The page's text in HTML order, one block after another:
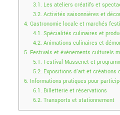
3.1. Les ateliers créatifs et
3.2. Activités saisonnières et
4. Gastronomie locale et marchés
4.1. Spécialités culinaires et
4.2. Animations culinaires et
5. Festivals et événements culturels
5.1. Festival Massenet et
5.2. Expositions d’art et créations
6. Informations pratiques pour
6.1. Billetterie et réservations
6.2. Transports et stationnement